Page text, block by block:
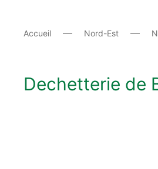
Accueil Nord-Est
Dechetterie de